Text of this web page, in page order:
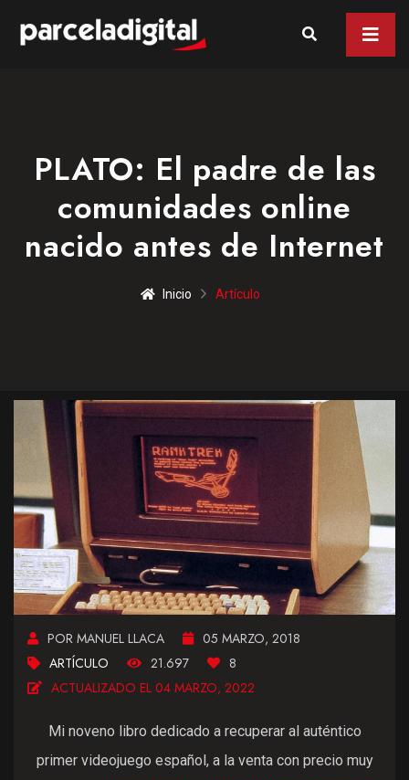
PLATO: El padre de las
comunidades online
nacido antes de Internet
Inicio Artículo
POR MANUEL LLACA
05 MARZO, 2018
ARTÍCULO
21.697
8
ACTUALIZADO EL 04 MARZO, 2022
Mi noveno libro dedicado a recuperar al auténtico
primer videojuego español, a la venta con precio muy